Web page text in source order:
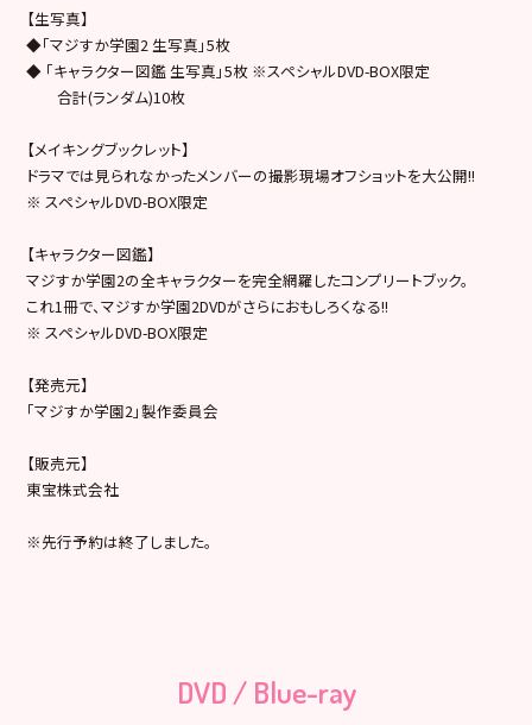
【生写真】
◆「マジすか学園2 生写真」5枚
◆ 「キャラクター図鑑 生写真」5枚 ※スペシャルDVD-BOX限定
合計(ランダム)10枚
【メイキングブックレット】
ドラマでは見られなかったメンバーの撮影現場オフショットを大公開!!
※ スペシャルDVD-BOX限定
【キャラクター図鑑】
マジすか学園2の全キャラクターを完全網羅したコンプリートブック。
これ1冊で、マジすか学園2DVDがさらにおもしろくなる!!
※ スペシャルDVD-BOX限定
【発売元】
「マジすか学園2」製作委員会
【販売元】
東宝株式会社
※先行予約は終了しました。
DVD / Blue-ray